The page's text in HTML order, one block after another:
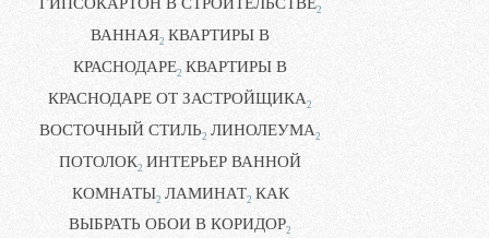
2
ВАННАЯ2 КВАРТИРЫ В
КРАСНОДАРЕ2 КВАРТИРЫ В
КРАСНОДАРЕ ОТ ЗАСТРОЙЩИКА2
ВОСТОЧНЫЙ СТИЛЬ2 ЛИНОЛЕУМА2
ПОТОЛОК2 ИНТЕРЬЕР ВАННОЙ
КОМНАТЫ2 ЛАМИНАТ2 КАК
ВЫБРАТЬ ОБОИ В КОРИДОР2